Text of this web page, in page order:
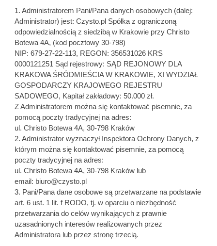
1. Administratorem Pani/Pana danych osobowych (dalej:
Administrator) jest: Czysto.pl Spółka z ograniczoną
odpowiedzialnością z siedzibą w Krakowie przy Christo
Botewa 4A, (kod pocztowy 30-798)
NIP: 679-27-22-113, REGON: 356531026 KRS
0000121251 Sąd rejestrowy: SĄD REJONOWY DLA
KRAKOWA ŚRÓDMIEŚCIA W KRAKOWIE, XI WYDZIAŁ
GOSPODARCZY KRAJOWEGO REJESTRU
SADOWEGO, Kapitał zakładowy: 50.000 zł.
Z Administratorem można się kontaktować pisemnie, za
pomocą poczty tradycyjnej na adres:
ul. Christo Botewa 4A, 30-798 Kraków
2. Administrator wyznaczył Inspektora Ochrony Danych, z
którym można się kontaktować pisemnie, za pomocą
poczty tradycyjnej na adres:
ul. Christo Botewa 4A, 30-798 Kraków lub
email: biuro@czysto.pl
3. Pani/Pana dane osobowe są przetwarzane na podstawie
art. 6 ust. 1 lit. f RODO, tj. w oparciu o niezbędność
przetwarzania do celów wynikających z prawnie
uzasadnionych interesów realizowanych przez
Administratora lub przez stronę trzecią.